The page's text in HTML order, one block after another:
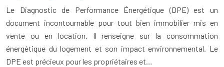
Le Diagnostic de Performance Énergétique (DPE) est un
document incontournable pour tout bien immobilier mis en
vente ou en location. Il renseigne sur la consommation
énergétique du logement et son impact environnemental. Le
DPE est précieux pour les propriétaires et…